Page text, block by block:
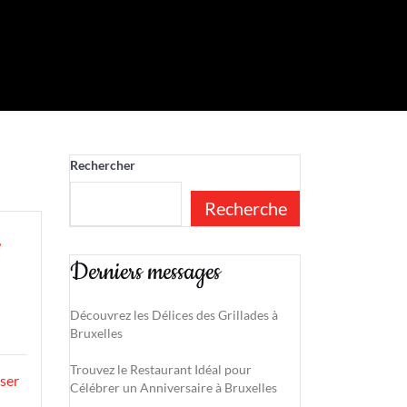
Rechercher
Recherche
Derniers messages
Découvrez les Délices des Grillades à
Bruxelles
Trouvez le Restaurant Idéal pour
Célébrer un Anniversaire à Bruxelles